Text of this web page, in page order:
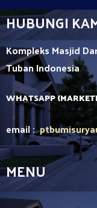
HUBUNGI
Kompleks Masjid
TubanIndonesia
WHATSAPP
email :
MENU